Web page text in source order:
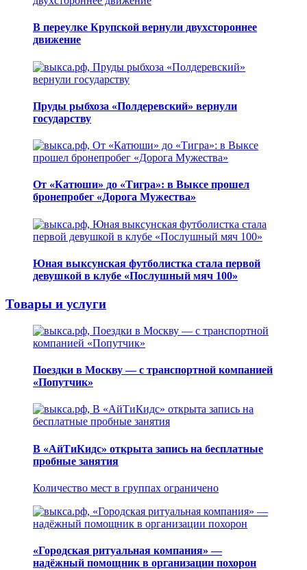
В переулке Крупской вернули двухстороннее
движение
Пруды рыбхоза «Полдеревский» вернули
государству
От «Катюши» до «Тигра»: в Выксе прошел
бронепробег «Дорога Мужества»
Юная выксунская футболистка стала первой
девушкой в клубе «Послушный мяч 100»
Товары и услуги
Поездки в Москву — с транспортной компанией
«Попутчик»
В «АйТиКидс» открыта запись на бесплатные
пробные занятия
Количество мест в группах ограничено
«Городская ритуальная компания» —
надёжный помощник в организации похорон